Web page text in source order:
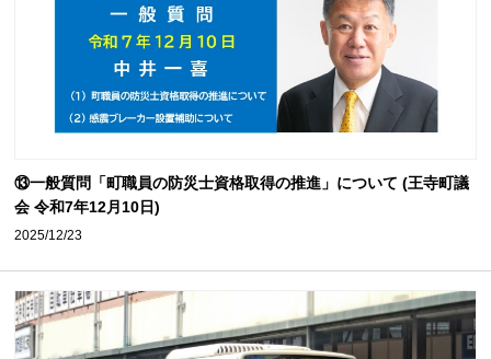
⑬一般質問「町職員の防災士資格取得の推進」について (王寺町議
会 令和7年12月10日)
2025/12/23